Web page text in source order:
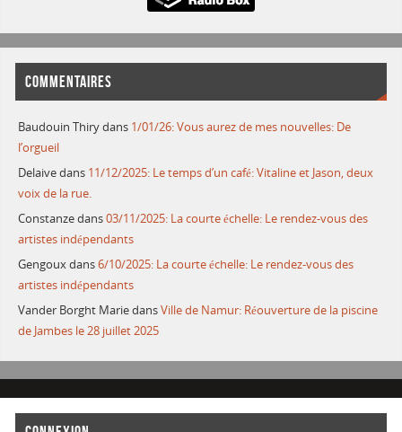
COMMENTAIRES
Baudouin Thirydans 1/01/26: Vous aurez de mes nouvelles: De
l’orgueil
Delaivedans 11/12/2025: Le temps d’un café: Vitaline et Jason, deux
voix de la rue.
Constanzedans03/11/2025: La courte échelle: Le rendez-vous des
artistes indépendants
Gengouxdans6/10/2025: La courte échelle: Le rendez-vous des
artistes indépendants
Vander Borght MariedansVille de Namur: Réouverture de la piscine
de Jambes le 28 juillet 2025